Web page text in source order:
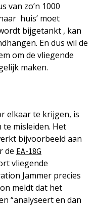
van zo’n 1000
huis’ moet
bijgetankt , kan
En dus wil de
om de vliegende
maken.
elkaar te krijgen, is
misleiden. Het
bijvoorbeeld aan
de EA-18G
vliegende
Jammer precies
meldt dat het
“analyseert en dan